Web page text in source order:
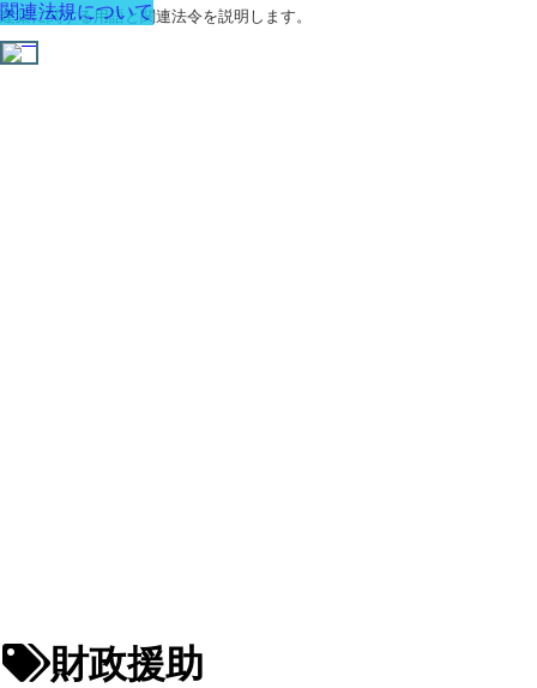
建築に関する用語と関連法令を説明します。
財政援助
関連法規について